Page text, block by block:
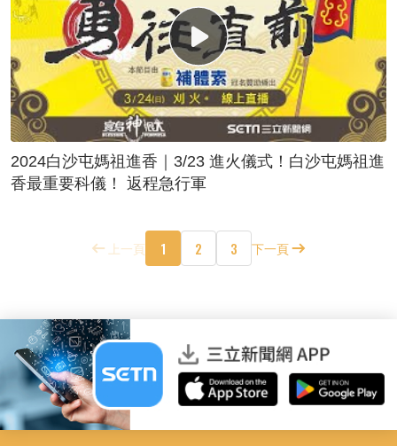
2024白沙屯媽祖進香｜3/23 進火儀式！白沙屯媽祖進
香最重要科儀！ 返程急行軍
上一頁 1 2 3 下一頁